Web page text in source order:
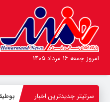
امروز جمعه ۱۶ مرداد ۱۴۰۵
سرتیتر جدیدترین اخبار